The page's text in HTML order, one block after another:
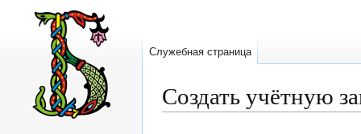
Создать учётную
Служебная страница